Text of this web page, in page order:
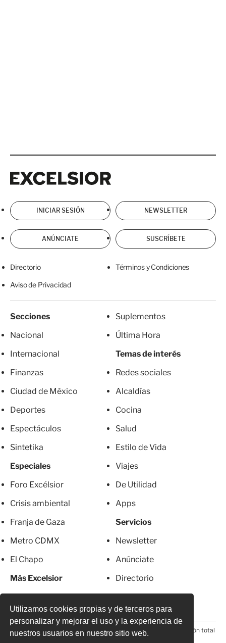
Utilizamos cookies propias y de terceros para
personalizar y mejorar el uso y la experiencia de
nuestros usuarios en nuestro sitio web.
INICIAR SESIÓN NEWSLETTER
ANÚNCIATE SUSCRÍBETE
Directorio Términos y Condiciones
Aviso de Privacidad
Secciones
Nacional
Internacional
Finanzas
Ciudad de México
Deportes
Espectáculos
Sintetika
Especiales
Foro Excélsior
Crisis ambiental
Franja de Gaza
Metro CDMX
El Chapo
Más Excelsior
Suplementos
Última Hora
Temas de interés
Redes sociales
Alcaldías
Cocina
Salud
Estilo de Vida
Viajes
De Utilidad
Apps
Servicios
Newsletter
Anúnciate
Directorio
© 2026 Todos los derechos reservados. Prohibida la reproducción total
o parcial, incluyendo cualquier medio electrónico*